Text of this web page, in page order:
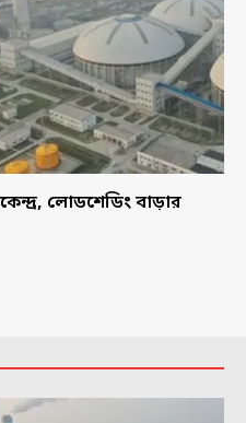
লোডশেডিং বাড়ার